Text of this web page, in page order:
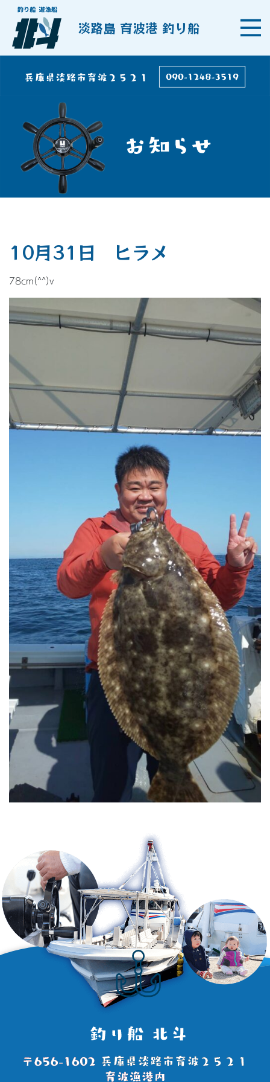
淡路島 育波港 釣り船
10月31日 ヒラメ
78cm(^^)v